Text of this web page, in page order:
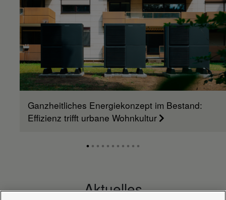
Ganzheitliches Energiekonzept im Bestand:
Effizienz trifft urbane Wohnkultur
Aktuelles